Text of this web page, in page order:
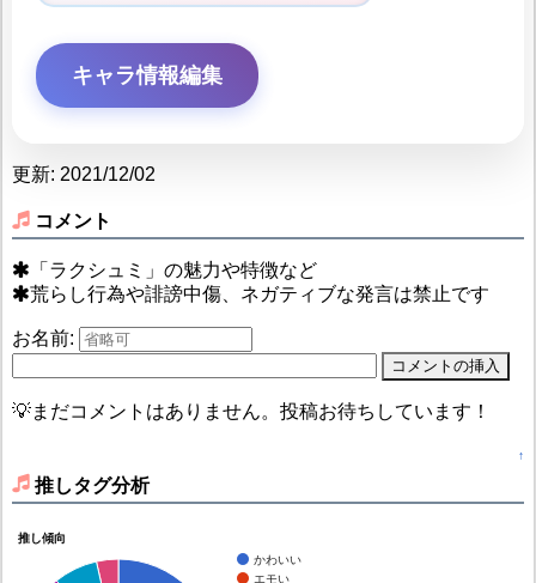
キャラ情報編集
更新: 2021/12/02
コメント
「ラクシュミ」の魅力や特徴など
荒らし行為や誹謗中傷、ネガティブな発言は禁止です
お名前:
💡まだコメントはありません。投稿お待ちしています！
↑
推しタグ分析
推し傾向
かわいい
エモい